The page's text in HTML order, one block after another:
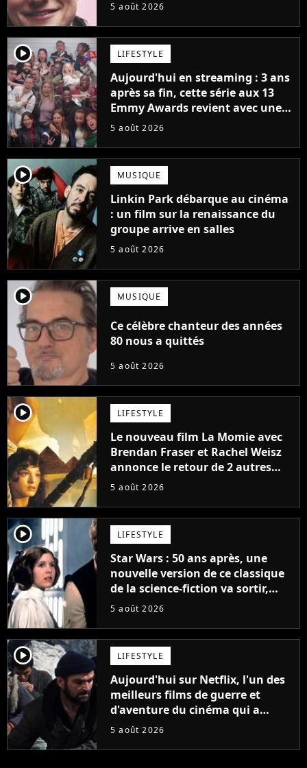
5 août 2026
player2 LIFESTYLE
Aujourd'hui en streaming : 3 ans
après sa fin, cette série aux 13
Emmy Awards revient avec une
suite... totalement différente
5 août 2026
player2 MUSIQUE
Linkin Park débarque au cinéma
: un film sur la renaissance du
groupe arrive en salles
5 août 2026
player2 MUSIQUE
Ce célèbre chanteur des années
80 nous a quittés
5 août 2026
player2 LIFESTYLE
Le nouveau film La Momie avec
Brendan Fraser et Rachel Weisz
annonce le retour de 2 autres
personnages emblématiques de
5 août 2026
player2 LIFESTYLE
Star Wars : 50 ans après, une
nouvelle version de ce classique
de la science-fiction va sortir,
mais on ne la verra jamais en
5 août 2026
player2 LIFESTYLE
Aujourd'hui sur Netflix, l'un des
meilleurs films de guerre et
d'aventure du cinéma qui a
connu un succès retentissant à
5 août 2026